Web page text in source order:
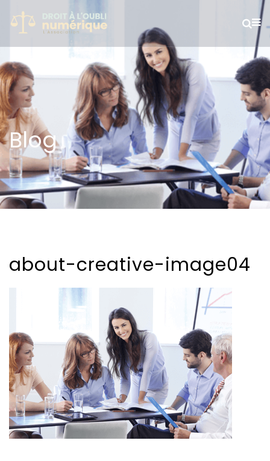
Blog
about-creative-image04